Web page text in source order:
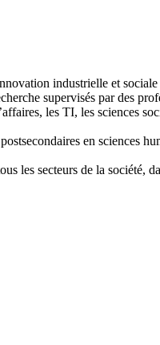
industrielle et sociale
supervisés par des
les TI, les sciences
en sciences
les secteurs de la société,